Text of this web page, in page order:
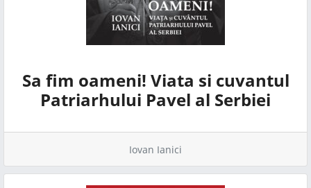
Sa fim oameni! Viata si cuvantul
Patriarhului Pavel al Serbiei
Iovan Ianici